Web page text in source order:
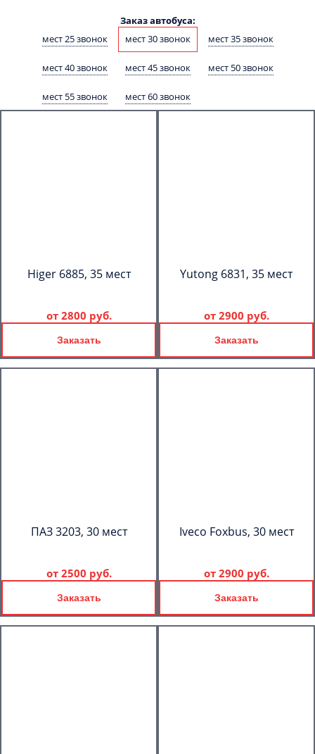
Заказ автобуса:
мест 25 звонок
мест 30 звонок мест 35 звонок
мест 40 звонок мест 45 звонок мест 50 звонок
мест 55 звонок мест 60 звонок
Higer 6885, 35 мест
от 2800 руб.
Заказать
Yutong 6831, 35 мест
от 2900 руб.
Заказать
ПАЗ 3203, 30 мест
от 2500 руб.
Заказать
Iveco Foxbus, 30 мест
от 2900 руб.
Заказать